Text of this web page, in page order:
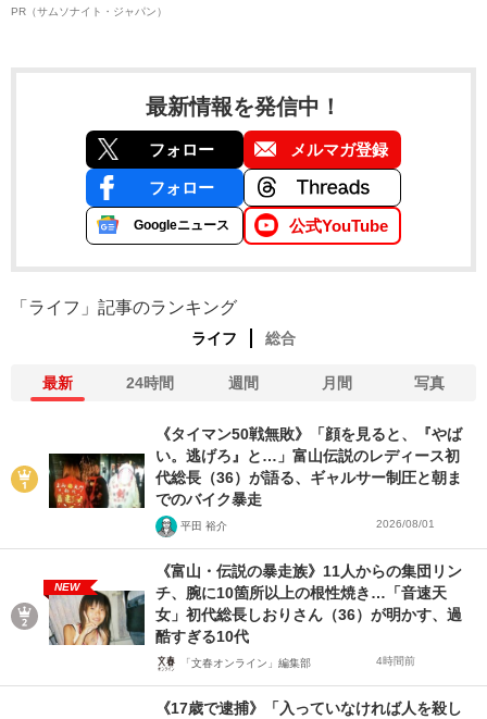
PR（サムソナイト・ジャパン）
最新情報を発信中！
フォロー メルマガ登録
フォロー
Googleニュース 公式YouTube
「ライフ」記事のランキング
ライフ 総合
最新 24時間 週間 月間 写真
《タイマン50戦無敗》「顔を見ると、『やば
い。逃げろ』と…」富山伝説のレディース初
代総長（36）が語る、ギャルサー制圧と朝ま
でのバイク暴走
平田 裕介 2026/08/01
NEW
《富山・伝説の暴走族》11人からの集団リン
チ、腕に10箇所以上の根性焼き…「音速天
女」初代総長しおりさん（36）が明かす、過
酷すぎる10代
「文春オンライン」編集部 4時間前
《17歳で逮捕》「入っていなければ人を殺し